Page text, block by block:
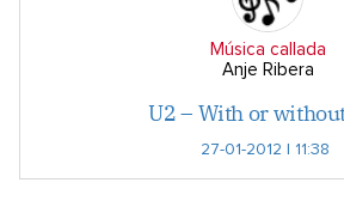
Música callada
Anje Ribera
U2 – With or
27-01-2012 | 11:38